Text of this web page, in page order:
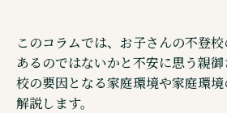
このコラムでは、お子さんの不登
あるのではないかと不安に思う親
校の要因となる家庭環境や家庭環
解説します。